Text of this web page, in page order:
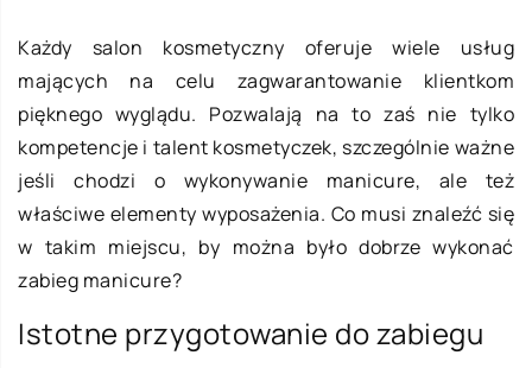
Każdy salon kosmetyczny oferuje wiele usług
mających na celu zagwarantowanie klientkom
pięknego wyglądu. Pozwalają na to zaś nie tylko
kompetencje i talent kosmetyczek, szczególnie ważne
jeśli chodzi o wykonywanie manicure, ale też
właściwe elementy wyposażenia. Co musi znaleźć się
w takim miejscu, by można było dobrze wykonać
zabieg manicure?
Istotne przygotowanie do zabiegu